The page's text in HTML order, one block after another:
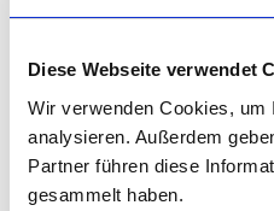
Diese Webseite verwendet
Wir verwenden Cookies, um
analysieren. Außerdem
Partner führen diese
gesammelt haben.